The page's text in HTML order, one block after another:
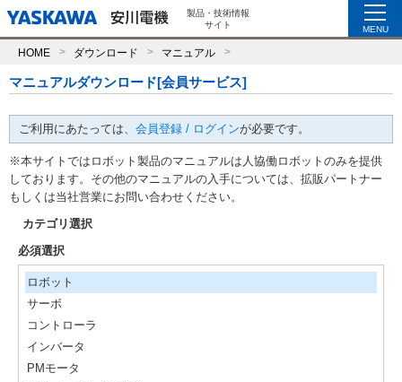
製品・技術情報
サイト
MENU
HOME ダウンロード マニュアル
マニュアルダウンロード[会員サービス]
ご利用にあたっては、 会員登録 / ログインが必要です。
※本サイトではロボット製品のマニュアルは人協働ロボットのみを提供
しております。その他のマニュアルの入手については、拡販パートナー
もしくは当社営業にお問い合わせください。
カテゴリ選択
必須選択
ロボット
サーボ
コントローラ
インバータ
PMモータ